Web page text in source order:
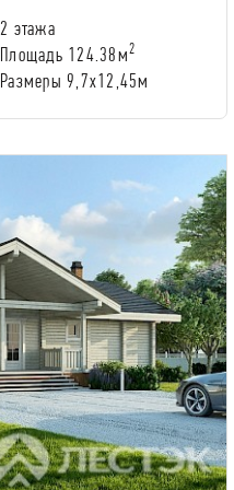
2 этажа
Площадь 124.38м2
Размеры 9,7х12,45м